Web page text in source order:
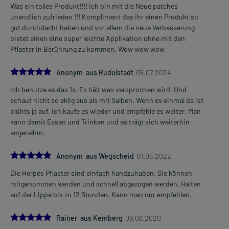
Was ein tolles Produkt!!!! Ich bin mit die Neue patches
unendlich zufrieden !!! Kompliment das ihr einen Produkt so
gut durchdacht haben und vor allem die neue Verbesserung
bietet einen eine super leichte Applikation ohne mit den
Pflaster in Berührung zu kommen. Wow wow wow
5.0Anonym aus Rudolstadt 05.07.2024
Ich benutze es das 1x. Es hält was versprochen wird. Und
schaut nicht so eklig aus als mit Salben. Wenn es einmal da ist
blühts ja auf. Ich kaufe es wieder und empfehle es weiter. Man
kann damit Essen und Trinken und es trägt sich weiterhin
angenehm.
5.0Anonym aus Wegscheid 01.05.2022
Die Herpes Pflaster sind einfach handzuhaben. Sie können
mitgenommen werden und schnell abgezogen werden. Halten
auf der Lippe bis zu 12 Stunden. Kann man nur empfehlen.
5.0
Rainer aus Kemberg 09.08.2020